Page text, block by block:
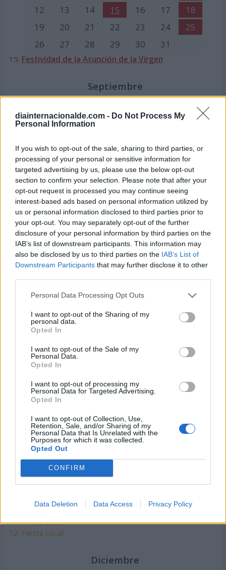
diainternacionalde.com - Do Not Process My
Personal Information
If you wish to opt-out of the sale, sharing to third parties, or
processing of your personal or sensitive information for
targeted advertising by us, please use the below opt-out
section to confirm your selection. Please note that after your
opt-out request is processed you may continue seeing
interest-based ads based on personal information utilized by
us or personal information disclosed to third parties prior to
your opt-out. You may separately opt-out of the further
disclosure of your personal information by third parties on the
IAB’s list of downstream participants. This information may
also be disclosed by us to third parties on the IAB’s List of
Downstream Participants that may further disclose it to other
Personal Data Processing Opt Outs
I want to opt-out of the Sharing of my
personal data.
Opted In
I want to opt-out of the Sale of my
Personal Data.
Opted In
I want to opt-out of processing my
Personal Data for Targeted Advertising.
Opted In
I want to opt-out of Collection, Use,
Retention, Sale, and/or Sharing of my
Personal Data that Is Unrelated with the
Purposes for which it was collected.
Opted Out
CONFIRM
Data Deletion Data Access Privacy Policy
12
13 14 15 16 17
18
19
20 21 22 23 24
25
26
27 28 29 30 31
15: Festividad de la Asunción de la Virgen
Septiembre
Do
9
10 11 12 13 14
15
16
17 18 19 20 21
22
23
24 25 26 27 28
29
30
Octubre
Lu Ma Mi Ju Vi Sá
Do
21
22
27
9: Día de la Comunidad Valenciana
Fiesta Nacional de España
Noviembre
1
3
4
5 6 7 8
11
12 13 14 15 16
17
18
19 20 21
Fiesta de Todos los Santos
11: Fiesta Local
12: Fiesta Local
Diciembre